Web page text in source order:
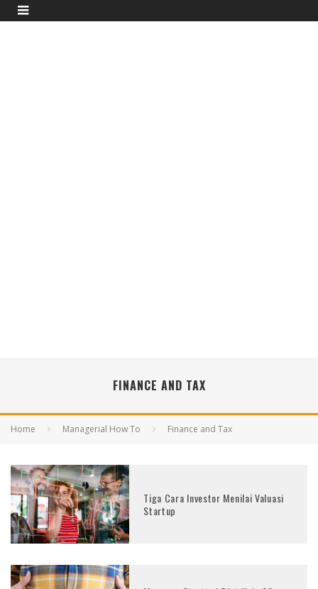
FINANCE AND TAX
Home Managerial How To Finance and Tax
Tiga Cara Investor Menilai Valuasi
Startup